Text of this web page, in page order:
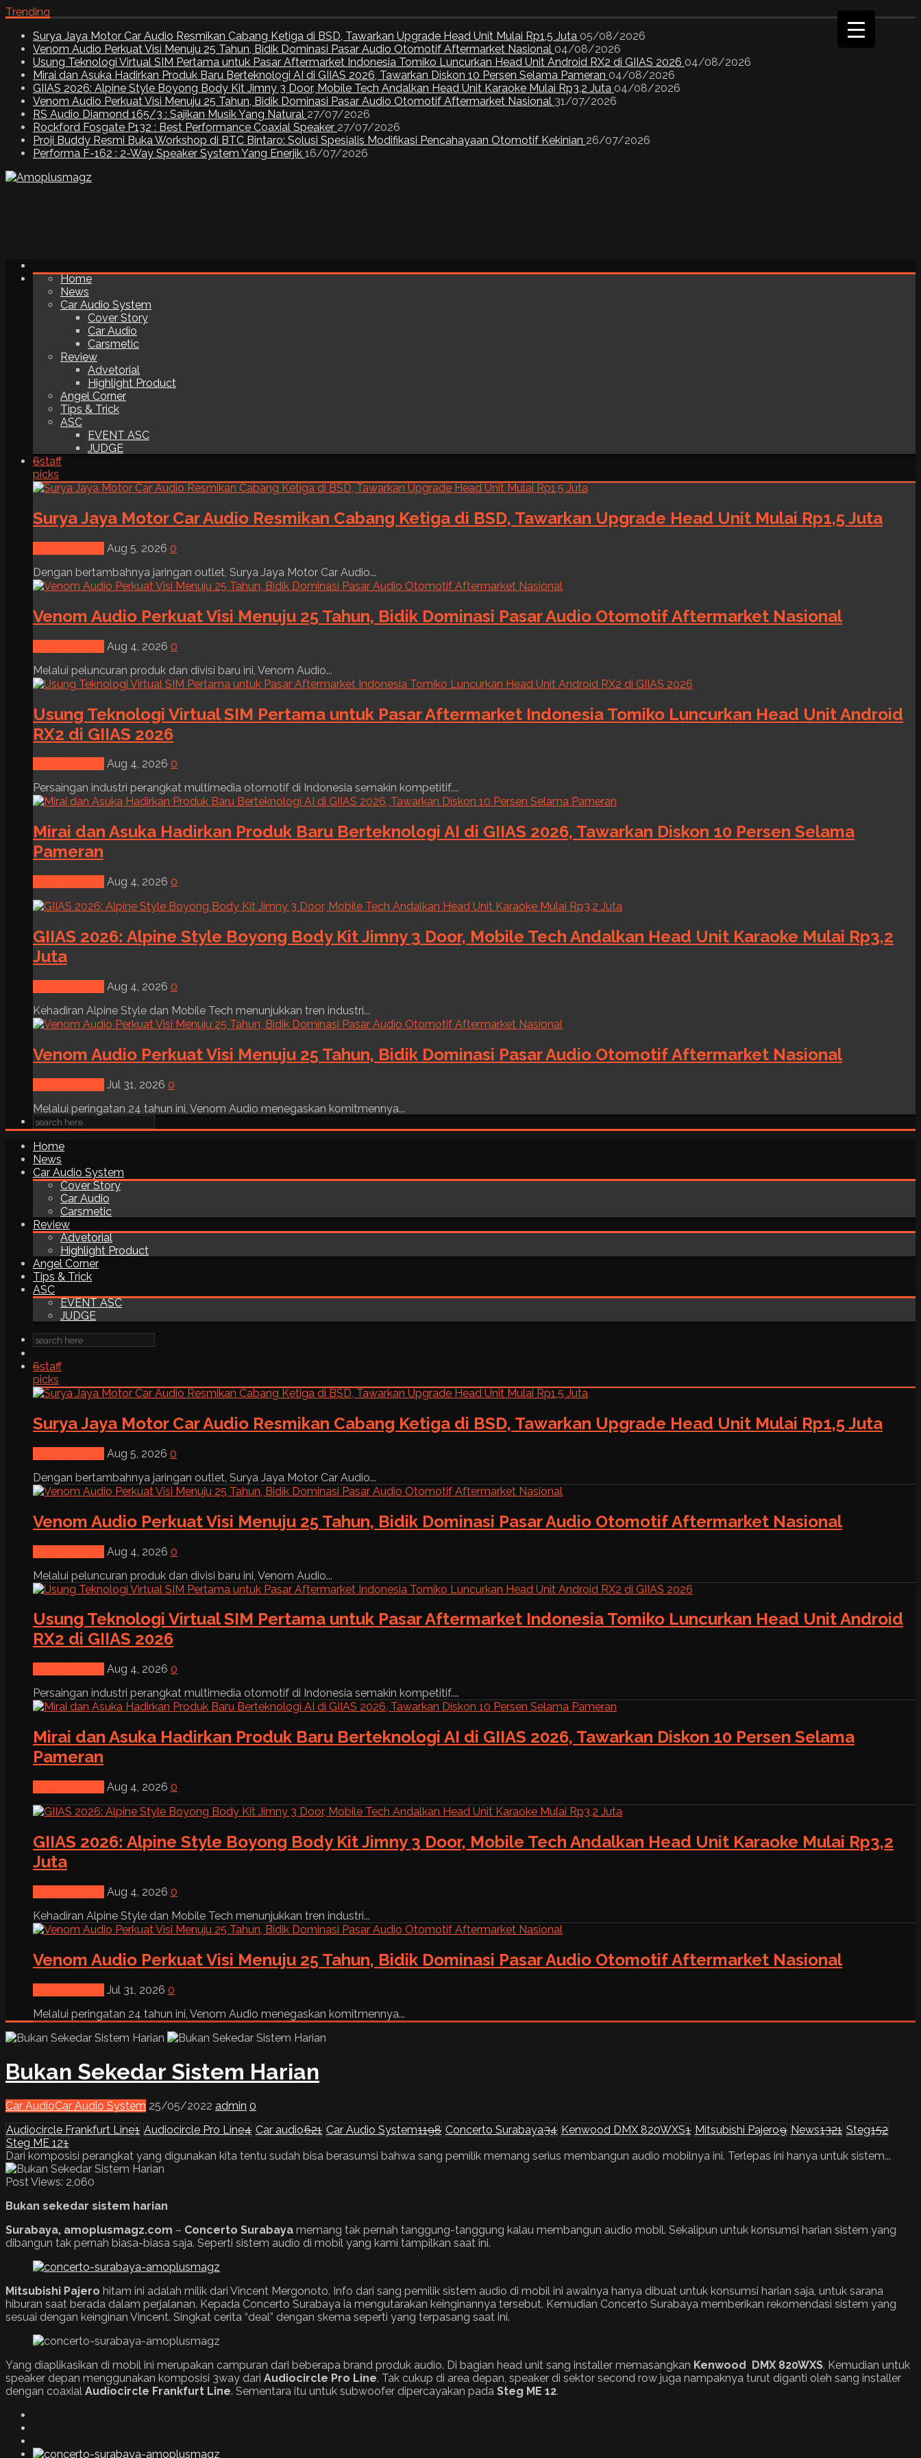
Trending
Surya Jaya Motor Car Audio Resmikan Cabang Ketiga di BSD, Tawarkan Upgrade Head Unit Mulai Rp1,5 Juta 05/08/2026
Venom Audio Perkuat Visi Menuju 25 Tahun, Bidik Dominasi Pasar Audio Otomotif Aftermarket Nasional 04/08/2026
Usung Teknologi Virtual SIM Pertama untuk Pasar Aftermarket Indonesia Tomiko Luncurkan Head Unit Android RX2 di GIIAS 2026 04/08/2026
Mirai dan Asuka Hadirkan Produk Baru Berteknologi AI di GIIAS 2026, Tawarkan Diskon 10 Persen Selama Pameran 04/08/2026
GIIAS 2026: Alpine Style Boyong Body Kit Jimny 3 Door, Mobile Tech Andalkan Head Unit Karaoke Mulai Rp3,2 Juta 04/08/2026
Venom Audio Perkuat Visi Menuju 25 Tahun, Bidik Dominasi Pasar Audio Otomotif Aftermarket Nasional 31/07/2026
RS Audio Diamond 165/3 : Sajikan Musik Yang Natural 27/07/2026
Rockford Fosgate P132 : Best Performance Coaxial Speaker 27/07/2026
Proji Buddy Resmi Buka Workshop di BTC Bintaro: Solusi Spesialis Modifikasi Pencahayaan Otomotif Kekinian 26/07/2026
Performa F-162 : 2-Way Speaker System Yang Enerjik 16/07/2026
Home
News
Car Audio System
Cover Story
Car Audio
Carsmetic
Review
Advetorial
Highlight Product
Angel Corner
Tips & Trick
ASC
EVENT ASC
JUDGE
6staff
picks
Surya Jaya Motor Car Audio Resmikan Cabang Ketiga di BSD, Tawarkan Upgrade Head Unit Mulai Rp1,5 Juta
Aug 5, 2026 0
Dengan bertambahnya jaringan outlet, Surya Jaya Motor Car Audio...
Venom Audio Perkuat Visi Menuju 25 Tahun, Bidik Dominasi Pasar Audio Otomotif Aftermarket Nasional
Aug 4, 2026 0
Melalui peluncuran produk dan divisi baru ini, Venom Audio...
Usung Teknologi Virtual SIM Pertama untuk Pasar Aftermarket Indonesia Tomiko Luncurkan Head Unit Android
RX2 di GIIAS 2026
Aug 4, 2026 0
Persaingan industri perangkat multimedia otomotif di Indonesia semakin kompetitif....
Mirai dan Asuka Hadirkan Produk Baru Berteknologi AI di GIIAS 2026, Tawarkan Diskon 10 Persen Selama
Pameran
Aug 4, 2026 0
GIIAS 2026: Alpine Style Boyong Body Kit Jimny 3 Door, Mobile Tech Andalkan Head Unit Karaoke Mulai Rp3,2
Juta
Aug 4, 2026 0
Kehadiran Alpine Style dan Mobile Tech menunjukkan tren industri...
Venom Audio Perkuat Visi Menuju 25 Tahun, Bidik Dominasi Pasar Audio Otomotif Aftermarket Nasional
Jul 31, 2026 0
Melalui peringatan 24 tahun ini, Venom Audio menegaskan komitmennya...
Home
News
Car Audio System
Cover Story
Car Audio
Carsmetic
Review
Advetorial
Highlight Product
Angel Corner
Tips & Trick
ASC
EVENT ASC
JUDGE
6staff
picks
Surya Jaya Motor Car Audio Resmikan Cabang Ketiga di BSD, Tawarkan Upgrade Head Unit Mulai Rp1,5 Juta
Aug 5, 2026 0
Dengan bertambahnya jaringan outlet, Surya Jaya Motor Car Audio...
Venom Audio Perkuat Visi Menuju 25 Tahun, Bidik Dominasi Pasar Audio Otomotif Aftermarket Nasional
Aug 4, 2026 0
Melalui peluncuran produk dan divisi baru ini, Venom Audio...
Usung Teknologi Virtual SIM Pertama untuk Pasar Aftermarket Indonesia Tomiko Luncurkan Head Unit Android
RX2 di GIIAS 2026
Aug 4, 2026 0
Persaingan industri perangkat multimedia otomotif di Indonesia semakin kompetitif....
Mirai dan Asuka Hadirkan Produk Baru Berteknologi AI di GIIAS 2026, Tawarkan Diskon 10 Persen Selama
Pameran
Aug 4, 2026 0
GIIAS 2026: Alpine Style Boyong Body Kit Jimny 3 Door, Mobile Tech Andalkan Head Unit Karaoke Mulai Rp3,2
Juta
Aug 4, 2026 0
Kehadiran Alpine Style dan Mobile Tech menunjukkan tren industri...
Venom Audio Perkuat Visi Menuju 25 Tahun, Bidik Dominasi Pasar Audio Otomotif Aftermarket Nasional
Jul 31, 2026 0
Melalui peringatan 24 tahun ini, Venom Audio menegaskan komitmennya...
Bukan Sekedar Sistem Harian
Car AudioCar Audio System 25/05/2022 admin 0
Audiocircle Frankfurt Line1 Audiocircle Pro Line4 Car audio621 Car Audio System1198 Concerto Surabaya34 Kenwood DMX 820WXS1 Mitsubishi Pajero9 News1321 Steg152
Steg ME 121
Dari komposisi perangkat yang digunakan kita tentu sudah bisa berasumsi bahwa sang pemilik memang serius membangun audio mobilnya ini. Terlepas ini hanya untuk sistem...
Post Views: 2,060
Bukan sekedar sistem harian
Surabaya, amoplusmagz.com – Concerto Surabaya memang tak pernah tanggung-tanggung kalau membangun audio mobil. Sekalipun untuk konsumsi harian sistem yang
dibangun tak pernah biasa-biasa saja. Seperti sistem audio di mobil yang kami tampilkan saat ini.
Mitsubishi Pajero hitam ini adalah milik dari Vincent Mergonoto. Info dari sang pemilik sistem audio di mobil ini awalnya hanya dibuat untuk konsumsi harian saja, untuk sarana
hiburan saat berada dalam perjalanan. Kepada Concerto Surabaya ia mengutarakan keinginannya tersebut. Kemudian Concerto Surabaya memberikan rekomendasi sistem yang
sesuai dengan keinginan Vincent. Singkat cerita “deal” dengan skema seperti yang terpasang saat ini.
Yang diaplikasikan di mobil ini merupakan campuran dari beberapa brand produk audio. Di bagian head unit sang installer memasangkan Kenwood DMX 820WXS. Kemudian untuk
speaker depan menggunakan komposisi 3way dari Audiocircle Pro Line. Tak cukup di area depan, speaker di sektor second row juga nampaknya turut diganti oleh sang installer
dengan coaxial Audiocircle Frankfurt Line. Sementara itu untuk subwoofer dipercayakan pada Steg ME 12.